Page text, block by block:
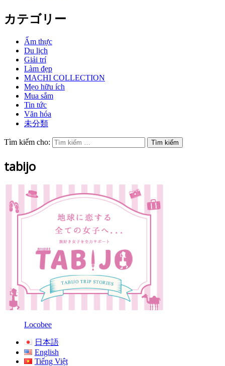
カテゴリー
Ẩm thực
Du lịch
Giải trí
Làm đẹp
MACHI COLLECTION
Mẹo hữu ích
Mua sắm
Tin tức
Văn hóa
未分類
Tìm kiếm cho:
tabijo
Locobee
日本語
English
Tiếng Việt